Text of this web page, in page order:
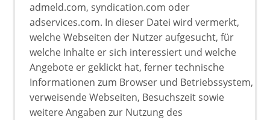
admeld.com, syndication.com oder
adservices.com. In dieser Datei wird vermerkt,
welche Webseiten der Nutzer aufgesucht, für
welche Inhalte er sich interessiert und welche
Angebote er geklickt hat, ferner technische
Informationen zum Browser und Betriebssystem,
verweisende Webseiten, Besuchszeit sowie
weitere Angaben zur Nutzung des